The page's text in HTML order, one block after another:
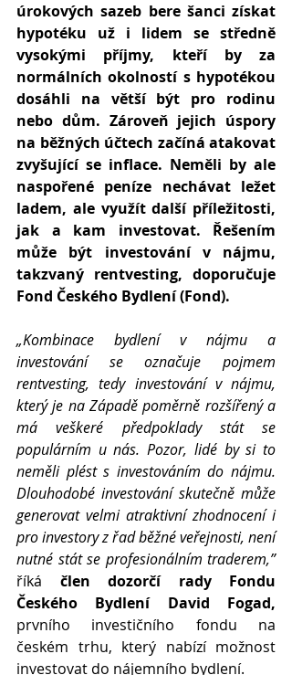
úrokových sazeb bere šanci získat
hypotéku už i lidem se středně
vysokými příjmy, kteří by za
normálních okolností s hypotékou
dosáhli na větší být pro rodinu
nebo dům. Zároveň jejich úspory
na běžných účtech začíná atakovat
zvyšující se inflace. Neměli by ale
naspořené peníze nechávat ležet
ladem, ale využít další příležitosti,
jak a kam investovat. Řešením
může být investování v nájmu,
takzvaný rentvesting, doporučuje
Fond Českého Bydlení (Fond).
„Kombinace bydlení v nájmu a
investování se označuje pojmem
rentvesting, tedy investování v nájmu,
který je na Západě poměrně rozšířený a
má veškeré předpoklady stát se
populárním u nás. Pozor, lidé by si to
neměli plést s investováním do nájmu.
Dlouhodobé investování skutečně může
generovat velmi atraktivní zhodnocení i
pro investory z řad běžné veřejnosti, není
nutné stát se profesionálním traderem,”
říká člen dozorčí rady Fondu
prvního investičního fondu na
českém trhu, který nabízí možnost
investovat do nájemního bydlení.